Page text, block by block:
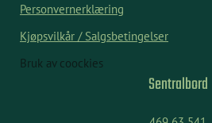
Personvernerklæring
Kjøpsvilkår / Salgsbetingelser
Bruk av coockies
Sentralbord